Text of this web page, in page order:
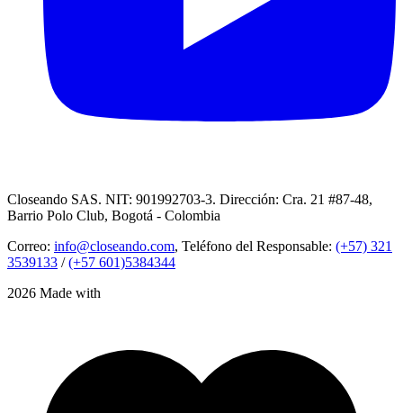
Closeando SAS. NIT: 901992703-3. Dirección: Cra. 21 #87-48,
Barrio Polo Club, Bogotá - Colombia
Correo: info@closeando.com, Teléfono del Responsable: (+57) 321
3539133 /(+57 601)5384344
2026 Made with